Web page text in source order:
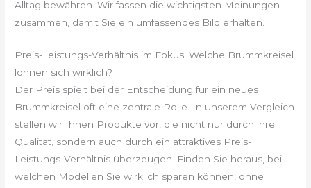
Alltag bewähren. Wir fassen die wichtigsten Meinungen
zusammen, damit Sie ein umfassendes Bild erhalten.
Preis-Leistungs-Verhältnis im Fokus: Welche Brummkreisel
lohnen sich wirklich?
Der Preis spielt bei der Entscheidung für ein neues
Brummkreisel oft eine zentrale Rolle. In unserem Vergleich
stellen wir Ihnen Produkte vor, die nicht nur durch ihre
Qualität, sondern auch durch ein attraktives Preis-
Leistungs-Verhältnis überzeugen. Finden Sie heraus, bei
welchen Modellen Sie wirklich sparen können, ohne